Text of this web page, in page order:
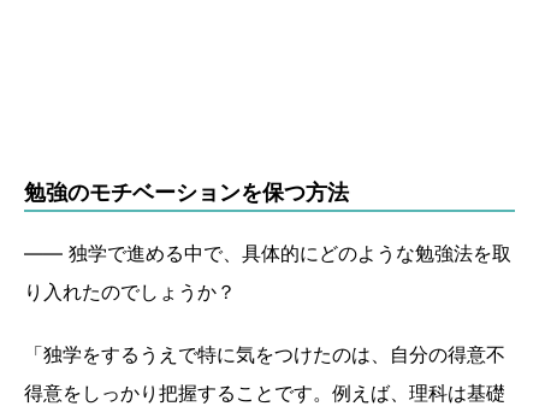
勉強のモチベーションを保つ方法
―― 独学で進める中で、具体的にどのような勉強法を取
り入れたのでしょうか？
「独学をするうえで特に気をつけたのは、自分の得意不
得意をしっかり把握することです。例えば、理科は基礎